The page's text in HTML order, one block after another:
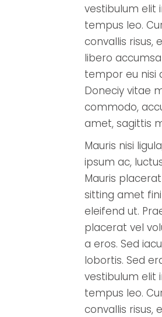
vestibulum elit
tempus leo.
convallis risus,
libero
tempor eu nisi
Doneciy vitae
commodo,
amet, sagittis
Mauris nisi
ipsum ac,
Mauris
sitting amet
eleifend ut.
placerat vel
a eros. Sed
lobortis. Sed
vestibulum elit
tempus leo.
convallis risus,